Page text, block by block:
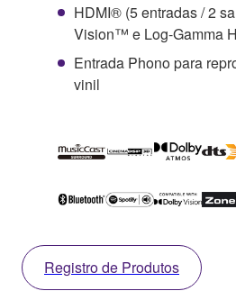
HDMI® (5 entradas / 2
Vision™ e Log-Gamma
Entrada Phono para
vinil
Registro de Produtos